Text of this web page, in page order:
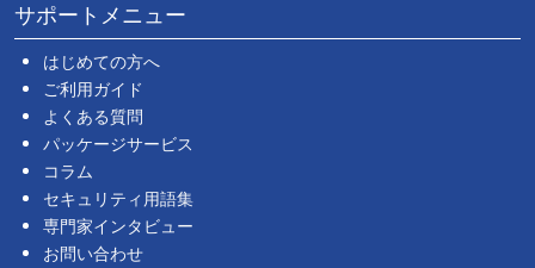
サポートメニュー
はじめての方へ
ご利用ガイド
よくある質問
パッケージサービス
コラム
セキュリティ用語集
専門家インタビュー
お問い合わせ